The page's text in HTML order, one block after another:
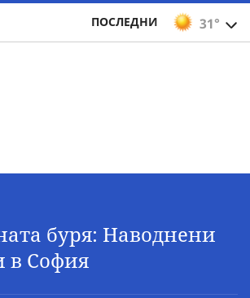
31°
ПОСЛЕДНИ
буря: Наводнени
в София